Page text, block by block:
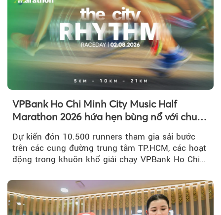
VPBank Ho Chi Minh City Music Half
Marathon 2026 hứa hẹn bùng nổ với chuỗi
hoạt động đa trải nghiệm
Dự kiến đón 10.500 runners tham gia sải bước
trên các cung đường trung tâm TP.HCM, các hoạt
động trong khuôn khổ giải chạy VPBank Ho Chi